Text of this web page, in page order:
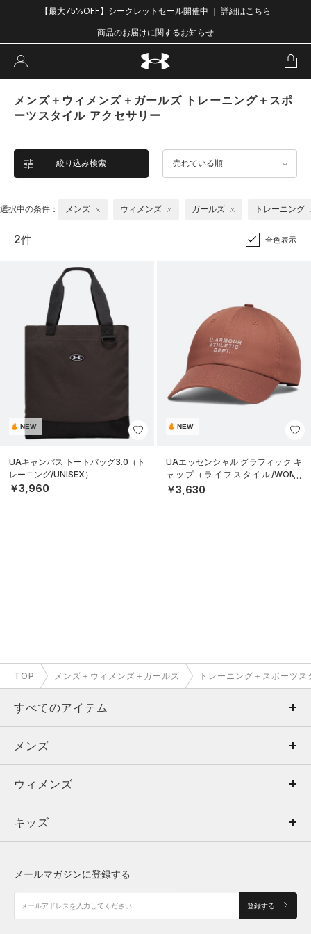
【最大75%OFF】シークレットセール開催中 ｜ 詳細はこちら
商品のお届けに関するお知らせ
メンズ＋ウィメンズ＋ガールズ トレーニング＋スポ
ーツスタイル アクセサリー
絞り込み検索 売れている順
選択中の条件： メンズ ウィメンズ ガールズ トレーニング
2件 全色表示
NEW
UAキャンバス トートバッグ3.0（ト
レーニング/UNISEX）
￥3,960
NEW
UAエッセンシャル グラフィック キ
ャップ（ライフスタイル/WOME
N）
￥3,630
TOP メンズ＋ウィメンズ＋ガールズ トレーニング＋スポーツス
すべてのアイテム
メンズ
ウィメンズ
キッズ
アクセサリー
メンズ
トップス
ボトムス
アクセサリー
ウィメンズ
トップス
シューズ
キッズ
メールマガジンに登録する
登録する